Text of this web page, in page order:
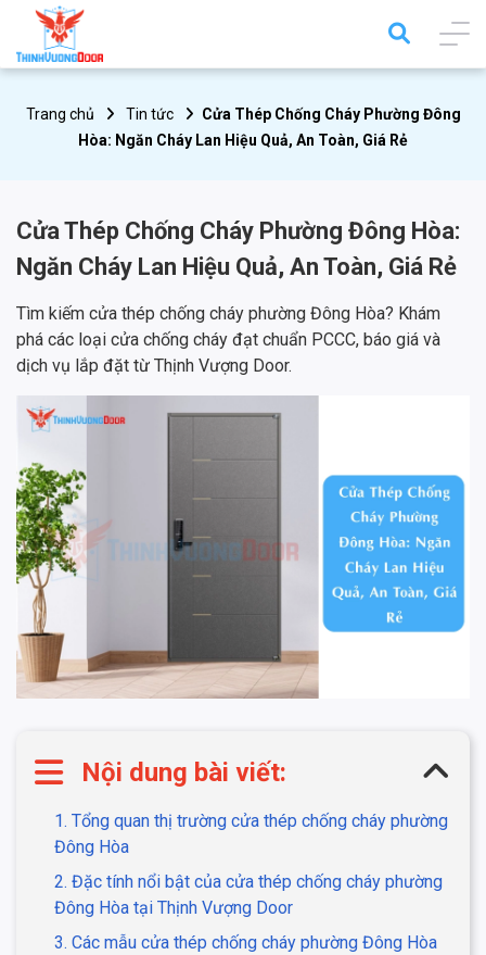
Trang chủ Tin tức
Cửa Thép Chống Cháy Phường Đông
Hòa: Ngăn Cháy Lan Hiệu Quả, An Toàn, Giá Rẻ
Cửa Thép Chống Cháy Phường Đông Hòa:
Ngăn Cháy Lan Hiệu Quả, An Toàn, Giá Rẻ
Tìm kiếm cửa thép chống cháy phường Đông Hòa? Khám
phá các loại cửa chống cháy đạt chuẩn PCCC, báo giá và
dịch vụ lắp đặt từ Thịnh Vượng Door.
Nội dung bài viết:
1. Tổng quan thị trường cửa thép chống cháy phường
Đông Hòa
2. Đặc tính nổi bật của cửa thép chống cháy phường
Đông Hòa tại Thịnh Vượng Door
3. Các mẫu cửa thép chống cháy phường Đông Hòa